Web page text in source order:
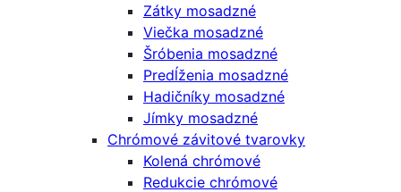
Zátky mosadzné
Viečka mosadzné
Šróbenia mosadzné
Predĺženia mosadzné
Hadičníky mosadzné
Jímky mosadzné
Chrómové závitové tvarovky
Kolená chrómové
Redukcie chrómové